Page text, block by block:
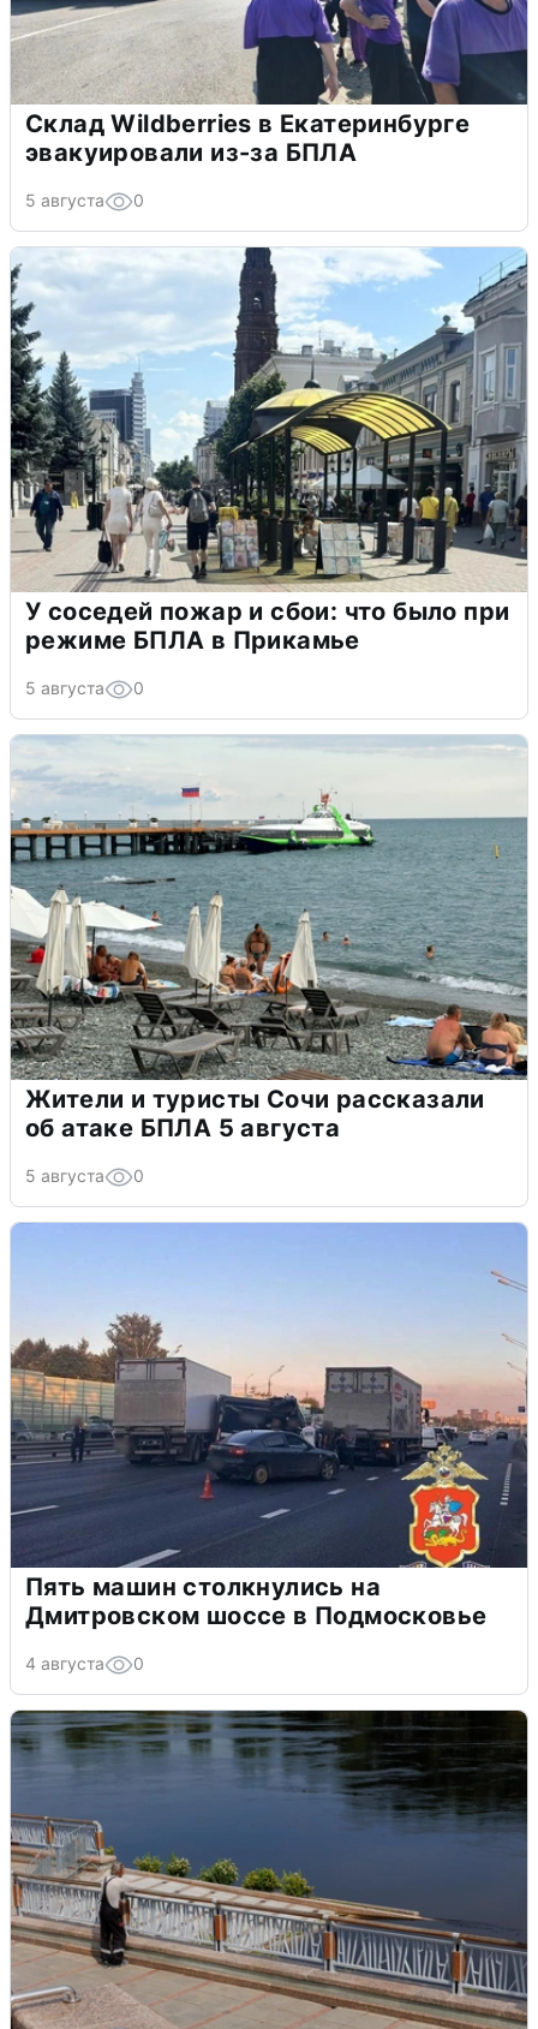
Склад Wildberries в Екатеринбурге
эвакуировали из-за БПЛА
5 августа 0
У соседей пожар и сбои: что было при
режиме БПЛА в Прикамье
5 августа 0
Жители и туристы Сочи рассказали
об атаке БПЛА 5 августа
5 августа 0
Пять машин столкнулись на
Дмитровском шоссе в Подмосковье
4 августа 0